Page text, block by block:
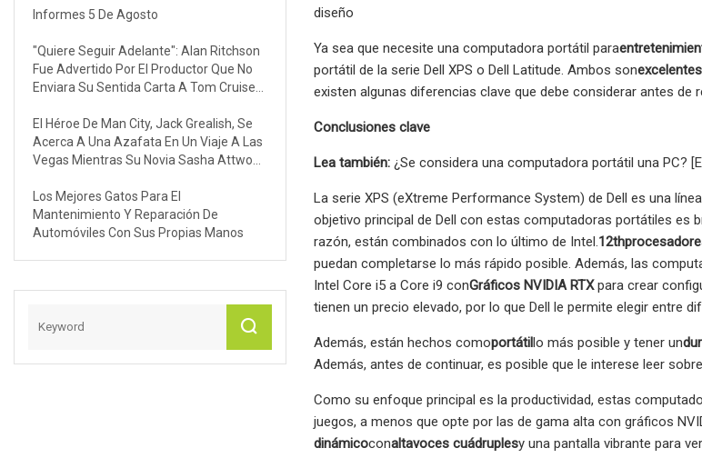
Informes 5 De Agosto
"Quiere Seguir Adelante": Alan Ritchson
Fue Advertido Por El Productor Que No
Enviara Su Sentida Carta A Tom Cruise
Reacher Por Una Razón Específica
El Héroe De Man City, Jack Grealish, Se
Acerca A Una Azafata En Un Viaje A Las
Vegas Mientras Su Novia Sasha Attwood
Los Mejores Gatos Para El
Mantenimiento Y Reparación De
Automóviles Con Sus Propias Manos
diseño
Ya sea que necesite una computadora portátil para
portátil de la serie Dell XPS o Dell Latitude. Ambos son
existen algunas diferencias clave que debe considerar antes de
Conclusiones clave
Lea también: ¿Se considera una computadora portátil una PC?
La serie XPS (eXtreme Performance System) de Dell es una
objetivo principal de Dell con estas computadoras portátiles es
razón, están combinados con lo último de Intel. 12th
puedan completarse lo más rápido posible. Además, las
Intel Core i5 a Core i9 conGráficos NVIDIA RTXpara crear
tienen un precio elevado, por lo que Dell le permite elegir entre
Además, están hechos comoportátillo más posible y tener un
Además, antes de continuar, es posible que le interese leer
Como su enfoque principal es la productividad, estas
juegos, a menos que opte por las de gama alta con gráficos
dinámicoconaltavoces cuádruplesy una pantalla vibrante para